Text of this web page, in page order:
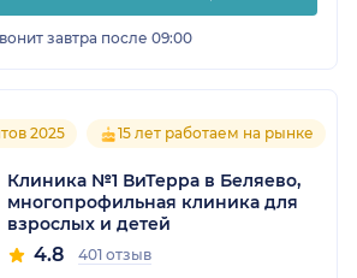
завтра после 09:00
2025 15 лет работаем на рынке
Клиника №1 ВиТерра в Беляево,
многопрофильная клиника для
взрослых и детей
4.8 401 отзыв